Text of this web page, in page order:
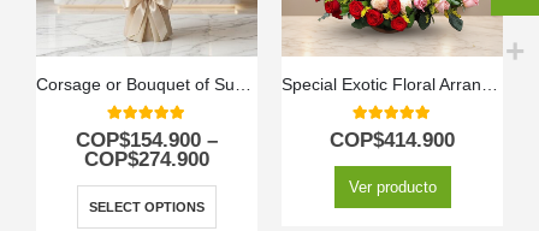
Corsage or Bouquet of Sunflowers
5.00out of 5
COP$154.900 –
COP$274.900
SELECT OPTIONS
Special Exotic Floral Arrangement
5.00out of 5
COP$414.900
Ver producto